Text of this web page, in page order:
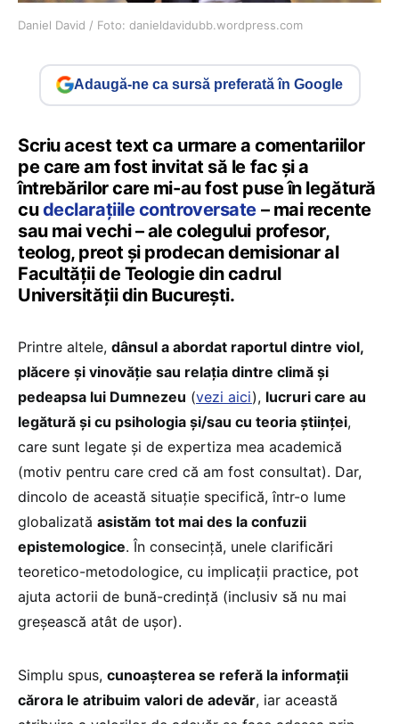
Daniel David / Foto: danieldavidubb.wordpress.com
Adaugă-ne ca sursă preferată în Google
Scriu acest text ca urmare a comentariilor
pe care am fost invitat să le fac și a
întrebărilor care mi-au fost puse în legătură
cudeclarațiile controversate– mai recente
sau mai vechi – ale colegului profesor,
teolog, preot și prodecan demisionar al
Facultății de Teologie din cadrul
Universității din București.
Printre altele, dânsul a abordat raportul dintre viol,
plăcere și vinovăție sau relația dintre climă și
pedeapsa lui Dumnezeu (vezi aici), lucruri care au
legătură și cu psihologia și/sau cu teoria științei,
care sunt legate și de expertiza mea academică
(motiv pentru care cred că am fost consultat). Dar,
dincolo de această situație specifică, într-o lume
globalizată asistăm tot mai des la confuzii
epistemologice. În consecință, unele clarificări
teoretico-metodologice, cu implicații practice, pot
ajuta actorii de bună-credință (inclusiv să nu mai
greșească atât de ușor).
Simplu spus, cunoașterea se referă la informații
cărora le atribuim valori de adevăr, iar această